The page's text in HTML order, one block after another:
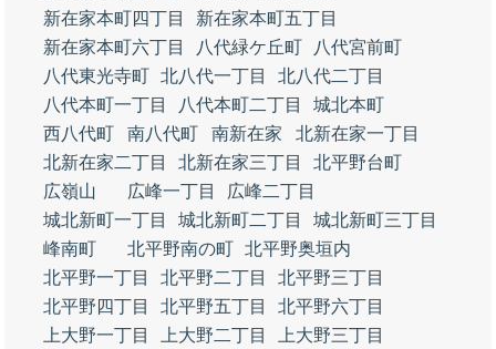
新在家本町四丁目
新在家本町五丁目
新在家本町六丁目
八代緑ケ丘町
八代宮前町
八代東光寺町 北八代一丁目
北八代二丁目
八代本町一丁目
八代本町二丁目
城北本町
西八代町
南八代町 南新在家
北新在家一丁目
北新在家二丁目
北新在家三丁目
北平野台町
広嶺山
広峰一丁目
広峰二丁目
城北新町一丁目
城北新町二丁目
城北新町三丁目
峰南町
北平野南の町 北平野奥垣内
北平野一丁目
北平野二丁目
北平野三丁目
北平野四丁目
北平野五丁目
北平野六丁目
上大野一丁目
上大野二丁目 上大野三丁目